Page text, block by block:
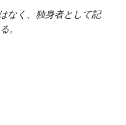
なく、独身者として記
。